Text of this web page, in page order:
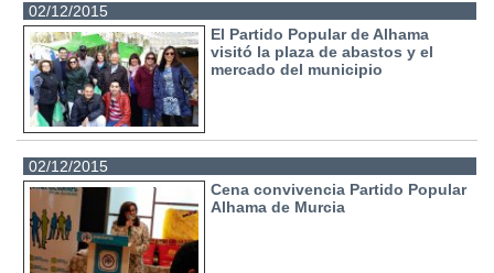
02/12/2015
El Partido Popular de Alhama
visitó la plaza de abastos y el
mercado del municipio
02/12/2015
Cena convivencia Partido Popular
Alhama de Murcia